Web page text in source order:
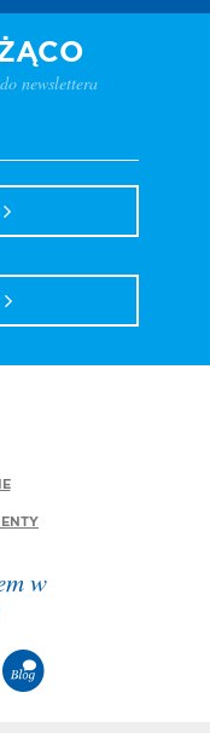
newslettera
w